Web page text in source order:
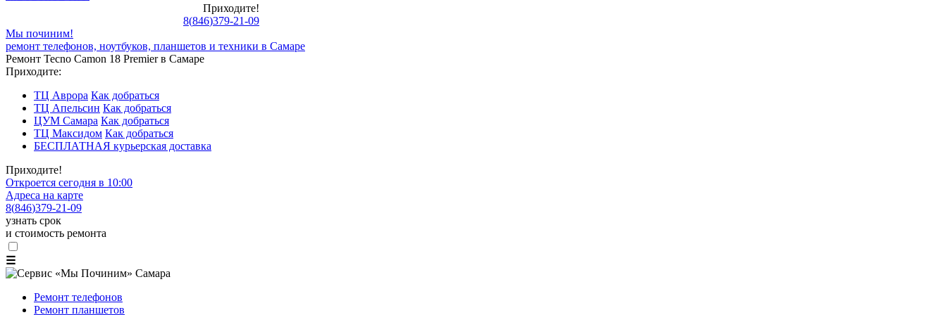
Приходите!
8(846)379-21-09
Мы починим!
ремонт телефонов, ноутбуков, планшетов и техники в Самаре
Ремонт Tecno Camon 18 Premier в Самаре
Приходите:
ТЦ Аврора Как добраться
ТЦ Апельсин Как добраться
ЦУМ Самара Как добраться
ТЦ Максидом Как добраться
БЕСПЛАТНАЯ курьерская доставка
Приходите!
Откроется сегодня в 10:00
Адреса на карте
8(846)379-21-09
узнать срок
и стоимость ремонта
☰
Ремонт телефонов
Ремонт планшетов